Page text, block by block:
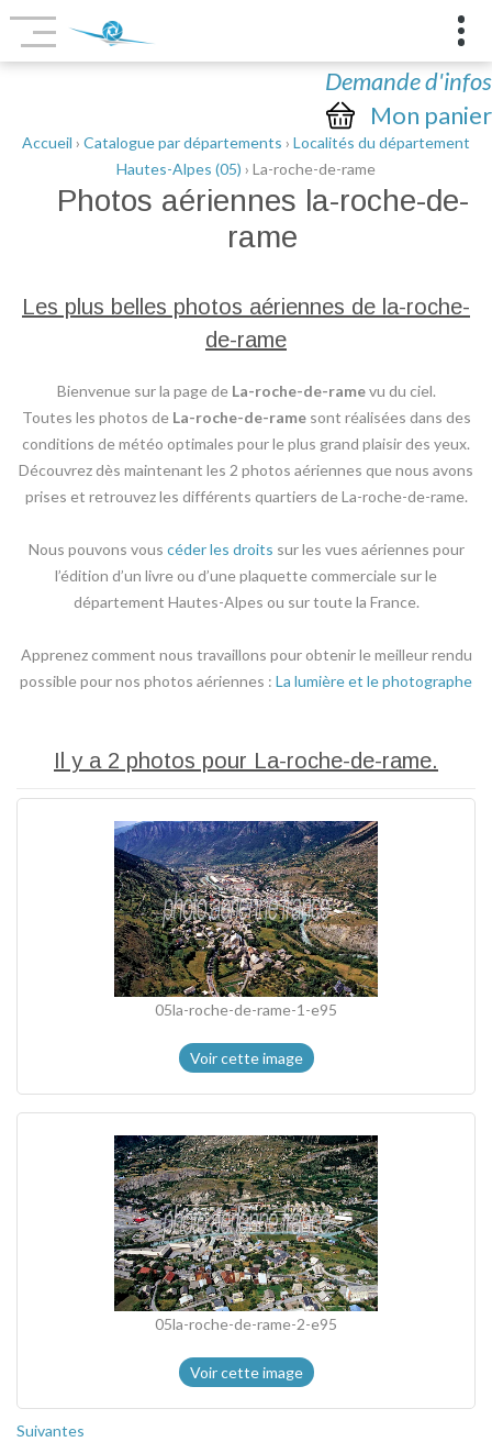
Demande d'infos
Mon panier
Accueil › Catalogue par départements › Localités du département
Hautes-Alpes (05) › La-roche-de-rame
Photos aériennes la-roche-de-
rame
Les plus belles photos aériennes de la-roche-
de-rame
Bienvenue sur la page de La-roche-de-ramevu du ciel.
Toutes les photos de La-roche-de-ramesont réalisées dans des
conditions de météo optimales pour le plus grand plaisir des yeux.
Découvrez dès maintenant les 2 photos aériennes que nous avons
prises et retrouvez les différents quartiers de La-roche-de-rame.
Nous pouvons vous céder les droits sur les vues aériennes pour
l’édition d’un livre ou d’une plaquette commerciale sur le
département Hautes-Alpes ou sur toute la France.
Apprenez comment nous travaillons pour obtenir le meilleur rendu
possible pour nos photos aériennes : La lumière et le photographe
Il y a 2 photos pour La-roche-de-rame.
05la-roche-de-rame-1-e95
Voir cette image
05la-roche-de-rame-2-e95
Voir cette image
Suivantes